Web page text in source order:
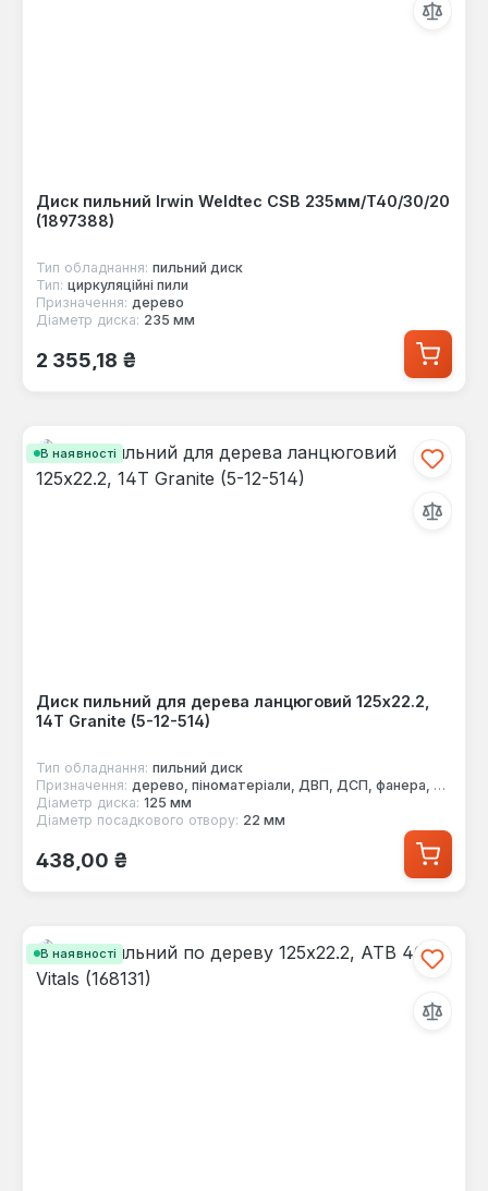
Диск пильний Irwin Weldtec CSB 235мм/T40/30/20
(1897388)
Тип обладнання: пильний диск
Тип: циркуляційні пили
Призначення: дерево
Діаметр диска: 235 мм
Звичайна ціна:
2 355,18 ₴
В наявності
Диск пильний для дерева ланцюговий 125x22.2,
14Т Granite (5-12-514)
Тип обладнання: пильний диск
Призначення: дерево, піноматеріали, ДВП, ДСП, фанера, МДФ
Діаметр диска: 125 мм
Діаметр посадкового отвору: 22 мм
Звичайна ціна:
438,00 ₴
В наявності